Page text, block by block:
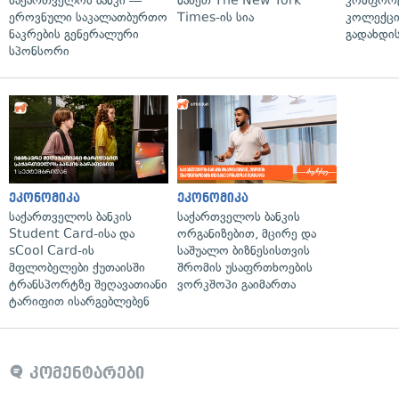
ეროვნული საკალათბურთო
ნაკრების გენერალური
სპონსორი
Times-ის სია
ეკონომიკა
საქართველოს ბანკის
Student Card-ისა და
sCool Card-ის
მფლობელები ქუთაისში
ტრანსპორტზე შეღავათიანი
ტარიფით ისარგებლებენ
ეკონომიკა
საქართველოს ბანკის
ორგანიზებით, მცირე და
საშუალო ბიზნესისთვის
შრომის უსაფრთხოების
ვორკშოპი გაიმართა
კომენტარები